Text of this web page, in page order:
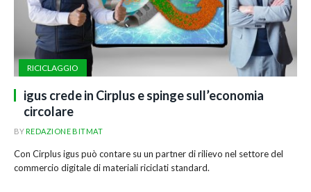
RICICLAGGIO
igus crede in Cirplus e spinge sull’economia
circolare
BYREDAZIONE BITMAT
Con Cirplus igus può contare su un partner di rilievo nel settore del
commercio digitale di materiali riciclati standard.